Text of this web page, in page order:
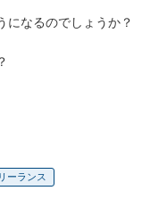
になるのでしょうか？
ーランス